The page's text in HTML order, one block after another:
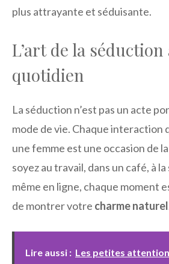
plus attrayante et séduisante.
L’art de la séduction
quotidien
La séduction n’est pas un acte
mode de vie. Chaque interaction
une femme est une occasion de
soyez au travail, dans un café, à
même en ligne, chaque moment
de montrer votre charme naturel
Lire aussi : Les petites